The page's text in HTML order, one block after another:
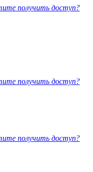
получить доступ?
получить доступ?
получить доступ?